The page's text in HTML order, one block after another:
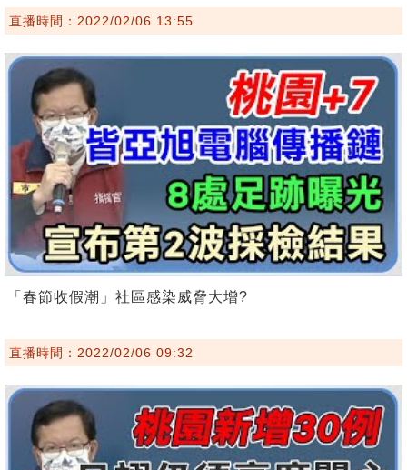
直播時間：2022/02/06 13:55
「春節收假潮」社區感染威脅大增?
直播時間：2022/02/06 09:32